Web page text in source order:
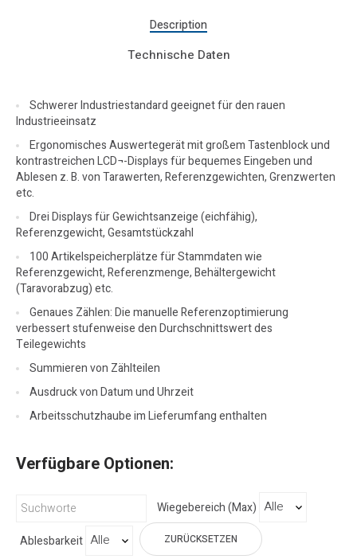
Description
Technische Daten
Schwerer Industriestandard geeignet für den rauen
Industrieeinsatz
Ergonomisches Auswertegerät mit großem Tastenblock und
kontrastreichen LCD¬-Displays für bequemes Eingeben und
Ablesen z. B. von Tarawerten, Referenzgewichten, Grenzwerten
etc.
Drei Displays für Gewichtsanzeige (eichfähig),
Referenzgewicht, Gesamtstückzahl
100 Artikelspeicherplätze für Stammdaten wie
Referenzgewicht, Referenzmenge, Behältergewicht
(Taravorabzug) etc.
Genaues Zählen: Die manuelle Referenzoptimierung
verbessert stufenweise den Durchschnittswert des
Teilegewichts
Summieren von Zählteilen
Ausdruck von Datum und Uhrzeit
Arbeitsschutzhaube im Lieferumfang enthalten
Verfügbare Optionen:
Wiegebereich (Max)
Ablesbarkeit
ZURÜCKSETZEN